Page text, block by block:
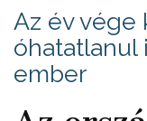
Az év vége
óhatatlanul
ember